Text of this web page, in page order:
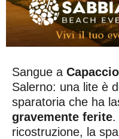
Sangue a
Salerno: una lite è
sparatoria che ha
gravemente ferite.
ricostruzione, la